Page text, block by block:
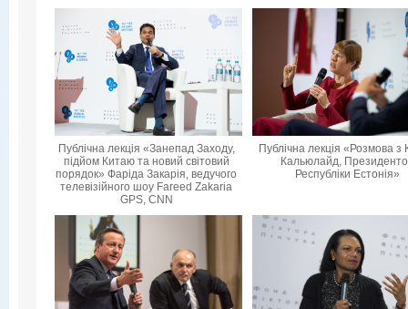
Публічна лекція «Занепад Заходу,
підйом Китаю та новий світовий
порядок» Фаріда Закарія, ведучого
телевізійного шоу Fareed Zakaria
GPS, CNN
Публічна лекція «Розмова з
Кальюлайд,
Республіки Естонія»